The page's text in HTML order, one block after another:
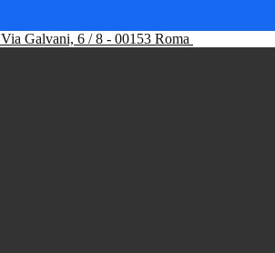
Via Galvani, 6 / 8 - 00153 Roma